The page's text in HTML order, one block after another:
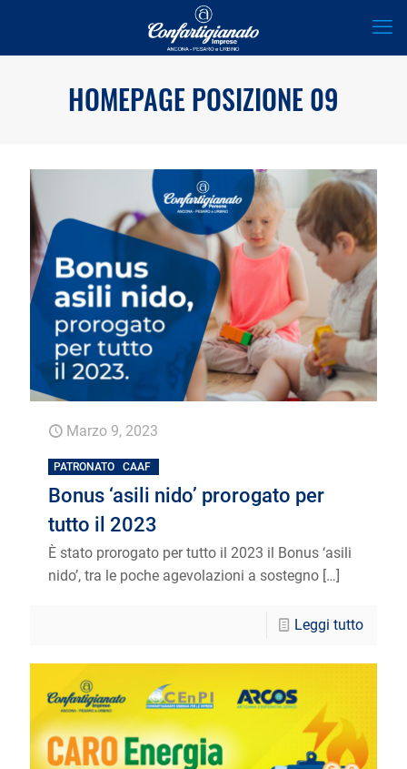
HOMEPAGE POSIZIONE 09
Marzo 9, 2023
PATRONATO CAAF
Bonus ‘asili nido’ prorogato per
tutto il 2023
È stato prorogato per tutto il 2023 il Bonus ‘asili
nido’, tra le poche agevolazioni a sostegno […]
Leggi tutto